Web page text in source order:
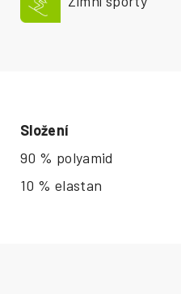
Složení
90 % polyamid
10 % elastan